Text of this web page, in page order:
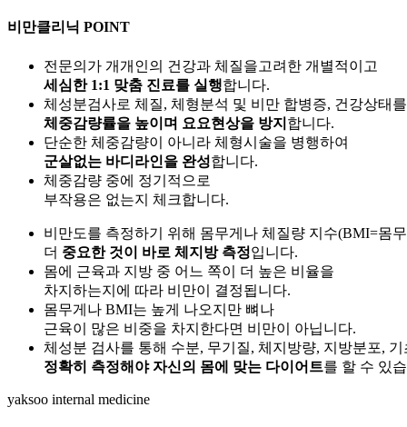
비만클리닉 POINT
전문의가 개개인의 건강과 체질을고려한 개별적이고
세심한 1:1 맞춤 진료를 실행합니다.
체성분검사로 체질, 체형분석 및 비만 합병증, 건강상태
체중감량률을 높이며 요요현상을 방지 합니다.
단순한 체중감량이 아니라 체형시술을 병행하여
군살없는 바디라인을 완성합니다.
체중감량 중에 정기적으로
부작용은 없는지 체크합니다.
비만도를 측정하기 위해 몸무게나 체질량 지수(BMI=몸
더 중요한 것이 바로 체지방 측정입니다.
몸에 근육과 지방 중 어느 쪽이 더 높은 비율을
차지하는지에 따라 비만이 결정됩니다.
몸무게나 BMI는 높게 나오지만 뼈나
근육이 많은 비중을 차지한다면 비만이 아닙니다.
체성분 검사를 통해 수분, 무기질, 체지방량, 지방분포,
정확히 측정해야 자신의 몸에 맞는 다이어트를 할 수 있
yaksoo internal medicine